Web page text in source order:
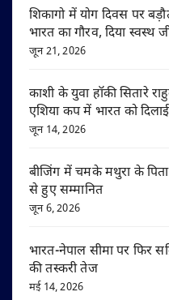
शिकागो में योग दिवस पर
भारत का गौरव, दिया स्वस्थ
जून 21, 2026
काशी के युवा हॉकी सितारे
एशिया कप में भारत को
जून 14, 2026
बीजिंग में चमके मथुरा के
से हुए सम्मानित
जून 6, 2026
भारत-नेपाल सीमा पर फिर
की तस्करी तेज
मई 14, 2026